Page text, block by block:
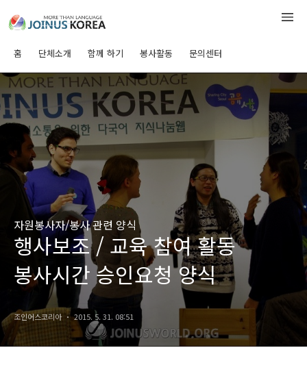
홈 단체소개 함께 하기 봉사활동 문의센터
자원봉사자/봉사 관련 양식
행사보조 / 교육 참여 활동
봉사시간 승인요청 양식
조인어스코리아 2015. 5. 31. 08:51